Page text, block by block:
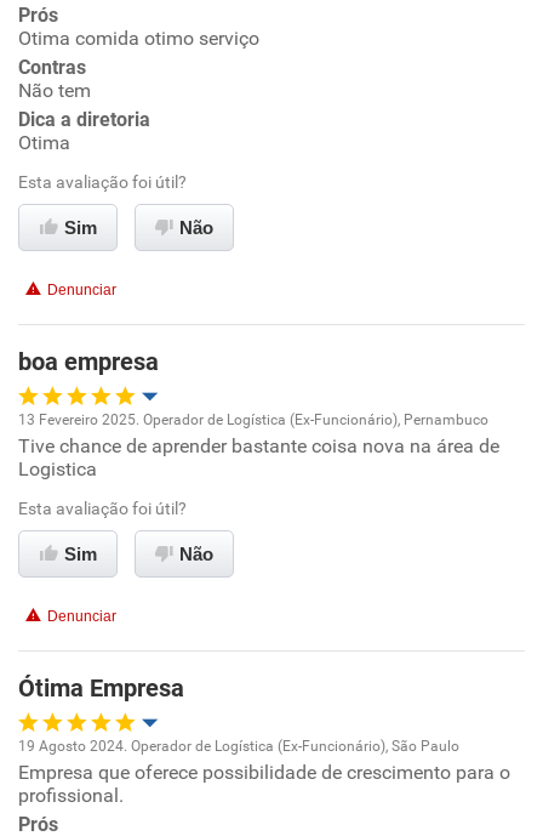
Ambiente de trabalho
Conciliação com a vida familiar
Recomenda esta empresa
Prós
Otima comida otimo serviço
Contras
Não tem
Dica a diretoria
Otima
Esta avaliação foi útil?
Sim Não
Denunciar
boa empresa
Oportunidade de promoção
Ambiente de trabalho
Conciliação com a vida familiar
Recomenda esta empresa
13 Fevereiro 2025. Operador de Logística (Ex-Funcionário), Pernambuco
Tive chance de aprender bastante coisa nova na área de
Logistica
Esta avaliação foi útil?
Sim Não
Denunciar
Ótima Empresa
Oportunidade de promoção
19 Agosto 2024. Operador de Logística (Ex-Funcionário), São Paulo
Empresa que oferece possibilidade de crescimento para o
profissional.
Prós